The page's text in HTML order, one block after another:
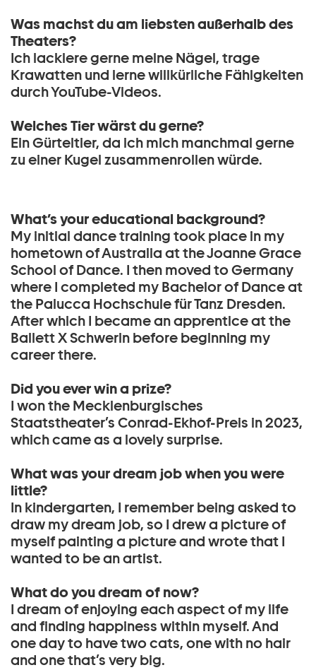
Was machst du am liebsten außerhalb des
Theaters?
Ich lackiere gerne meine Nägel, trage
Krawatten und lerne willkürliche Fähigkeiten
durch YouTube-Videos.
Welches Tier wärst du gerne?
Ein Gürteltier, da ich mich manchmal gerne
zu einer Kugel zusammenrollen würde.
What’s your educational background?
My initial dance training took place in my
hometown of Australia at the Joanne Grace
School of Dance. I then moved to Germany
where I completed my Bachelor of Dance at
the Palucca Hochschule für Tanz Dresden.
After which I became an apprentice at the
Ballett X Schwerin before beginning my
career there.
Did you ever win a prize?
I won the Mecklenburgisches
Staatstheater’s Conrad-Ekhof-Preis in 2023,
which came as a lovely surprise.
What was your dream job when you were
little?
In kindergarten, I remember being asked to
draw my dream job, so I drew a picture of
myself painting a picture and wrote that I
wanted to be an artist.
What do you dream of now?
I dream of enjoying each aspect of my life
and finding happiness within myself. And
one day to have two cats, one with no hair
and one that’s very big.